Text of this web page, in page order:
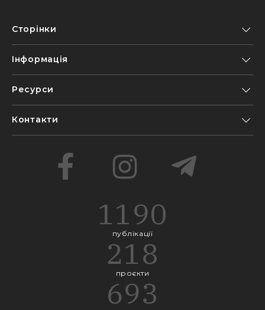
Сторінки
Інформація
Ресурси
Контакти
1190
публікації
218
проєкти
693